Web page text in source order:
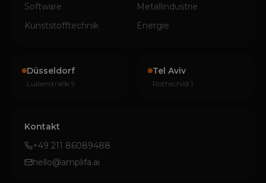
Software
Metallindustrie
Kunststofftechnik
Energie
Düsseldorf
Luisenstraße 9
Tel Aviv
Rothschild 1
Kontakt
+49 211 86089488
hello@amplifa.ai